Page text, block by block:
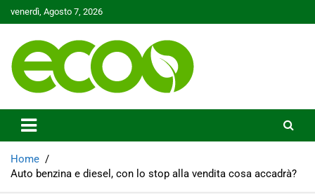
to
venerdì, Agosto 7, 2026
Ecoo.it
Home
Auto benzina e diesel, con lo stop alla vendita cosa accadrà?